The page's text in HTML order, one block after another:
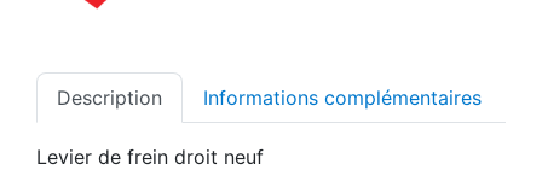
Description Informations complémentaires
Levier de frein droit neuf